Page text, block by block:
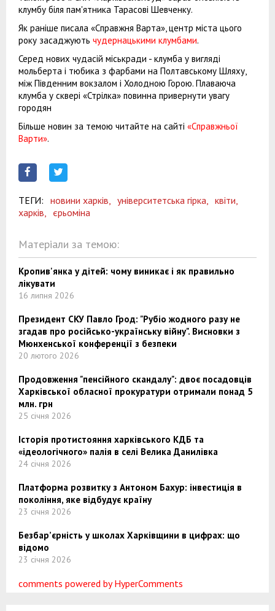
клумбу біля пам'ятника Тарасові Шевченку.
Як раніше писала «Справжня Варта», центр міста цього
року засаджують чудернацькими клумбами.
Серед нових чудасій міськради - клумба у вигляді
мольберта і тюбика з фарбами на Полтавському Шляху,
між Південним вокзалом і Холодною Горою. Плаваюча
клумба у сквері «Стрілка» повинна привернути увагу
городян
Більше новин за темою читайте на сайті «Справжньої
Варти».
ТЕГИ: новини харків, університетська гірка, квіти,
харків, єрьоміна
Матеріали за темою:
Кропив'янка у дітей: чому виникає і як правильно
лікувати
16 липня 2026
Президент СКУ Павло Грод: "Рубіо жодного разу не
згадав про російсько-українську війну". Висновки з
Мюнхенської конференції з безпеки
20 лютого 2026
Продовження "пенсійного скандалу": двоє посадовців
Харківської обласної прокуратури отримали понад 5
млн. грн
25 січня 2026
Історія протистояння харківського КДБ та
«ідеологічного» палія в селі Велика Данилівка
24 січня 2026
Платформа розвитку з Антоном Бахур: інвестиція в
покоління, яке відбудує країну
23 січня 2026
Безбар’єрність у школах Харківщини в цифрах: що
відомо
23 січня 2026
comments powered by HyperComments